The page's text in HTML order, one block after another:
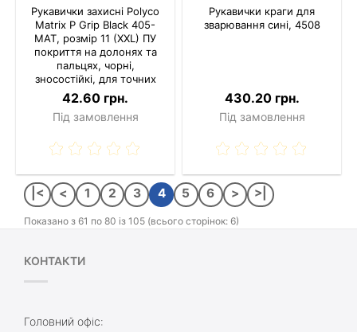
Рукавички захисні Polyco
Matrix P Grip Black 405-
MAT, розмір 11 (XXL) ПУ
покриття на долонях та
пальцях, чорні,
зносостійкі, для точних
робіт
42.60 грн.
Під замовлення
Рукавички краги для
зварювання сині, 4508
430.20 грн.
Під замовлення
|< < 1 2 3 4 5 6 > >|
Показано з 61 по 80 із 105 (всього сторінок: 6)
КОНТАКТИ
Головний офіс: